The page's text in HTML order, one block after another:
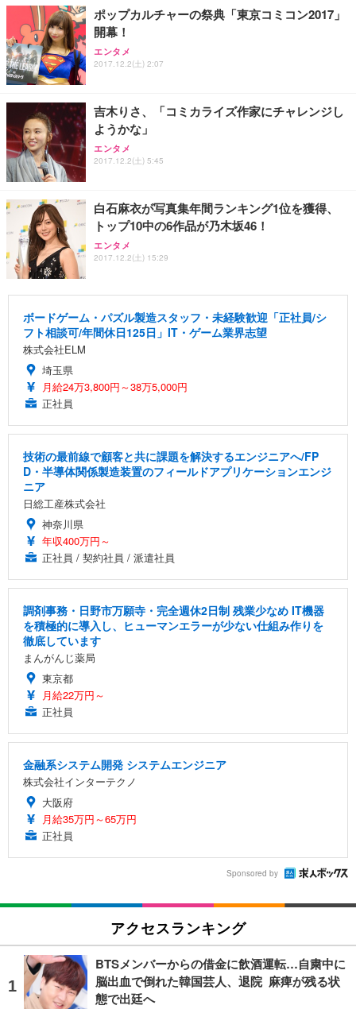
ポップカルチャーの祭典「東京コミコン2017」
開幕！
エンタメ
2017.12.2(土) 2:07
吉木りさ、「コミカライズ作家にチャレンジし
ようかな」
エンタメ
2017.12.2(土) 5:45
白石麻衣が写真集年間ランキング1位を獲得、
トップ10中の6作品が乃木坂46！
エンタメ
2017.12.2(土) 15:29
ボードゲーム・パズル製造スタッフ・未経験歓迎「正社員/シ
フト相談可/年間休日125日」IT・ゲーム業界志望
株式会社ELM
埼玉県
月給24万3,800円～38万5,000円
正社員
技術の最前線で顧客と共に課題を解決するエンジニアへ/FP
D・半導体関係製造装置のフィールドアプリケーションエンジ
ニア
日総工産株式会社
神奈川県
年収400万円～
正社員 / 契約社員 / 派遣社員
調剤事務・日野市万願寺・完全週休2日制 残業少なめ IT機器
を積極的に導入し、ヒューマンエラーが少ない仕組み作りを
徹底しています
まんがんじ薬局
東京都
月給22万円～
正社員
金融系システム開発 システムエンジニア
株式会社インターテクノ
大阪府
月給35万円～65万円
正社員
Sponsored by
アクセスランキング
BTSメンバーからの借金に飲酒運転…自粛中に
脳出血で倒れた韓国芸人、退院 麻痺が残る状
態で出廷へ